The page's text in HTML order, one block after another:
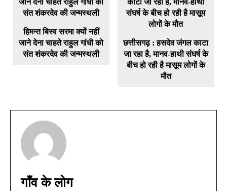
हिमन्त बिस्व सरमा क्यों नहीं
जाने देना चाहते राहुल गांधी को
संत शंकरदेव की जन्मस्थली
छत्तीसगढ़ : हसदेव जंगल काटा
जा रहा है, मानव-हाथी संघर्ष के
बीच हो रही है मासूम लोगों के
मौत
गाँव के लोग